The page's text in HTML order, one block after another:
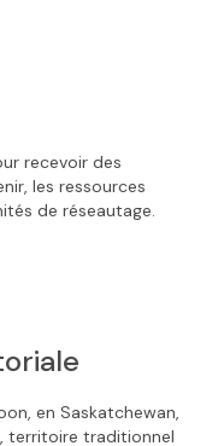
recevoir des
les ressources
de réseautage.
en Saskatchewan,
territoire traditionnel